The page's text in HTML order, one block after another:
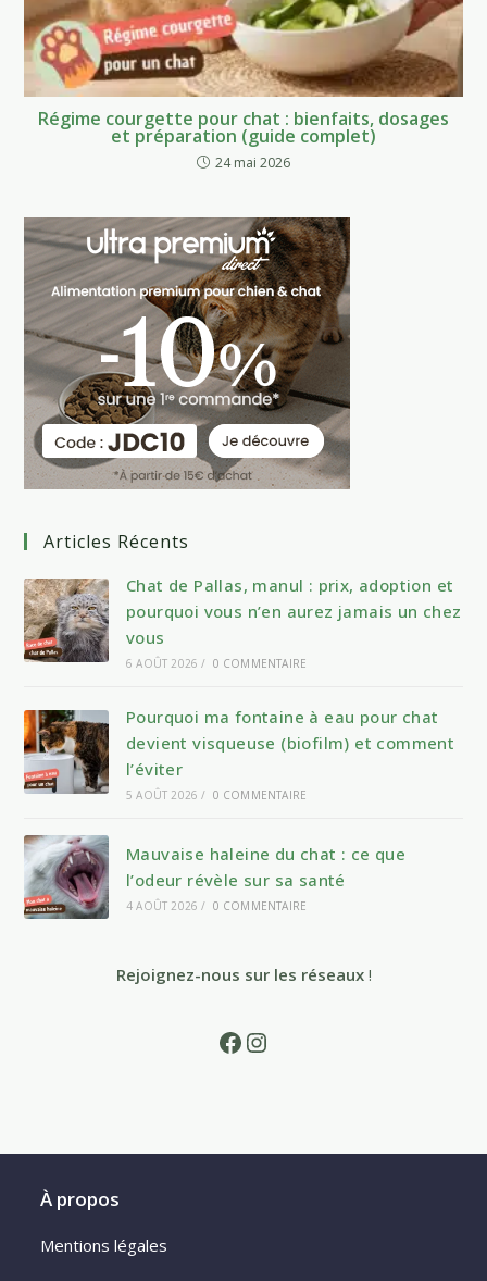
Régime courgette pour chat : bienfaits, dosages
et préparation (guide complet)
24 mai 2026
Articles Récents
Chat de Pallas, manul : prix, adoption et
pourquoi vous n’en aurez jamais un chez
vous
6 AOÛT 2026 / 0 COMMENTAIRE
Pourquoi ma fontaine à eau pour chat
devient visqueuse (biofilm) et comment
l’éviter
5 AOÛT 2026 / 0 COMMENTAIRE
Mauvaise haleine du chat : ce que
l’odeur révèle sur sa santé
4 AOÛT 2026 / 0 COMMENTAIRE
Rejoignez-nous sur les réseaux!
FacebookInstagram
À propos
Mentions légales